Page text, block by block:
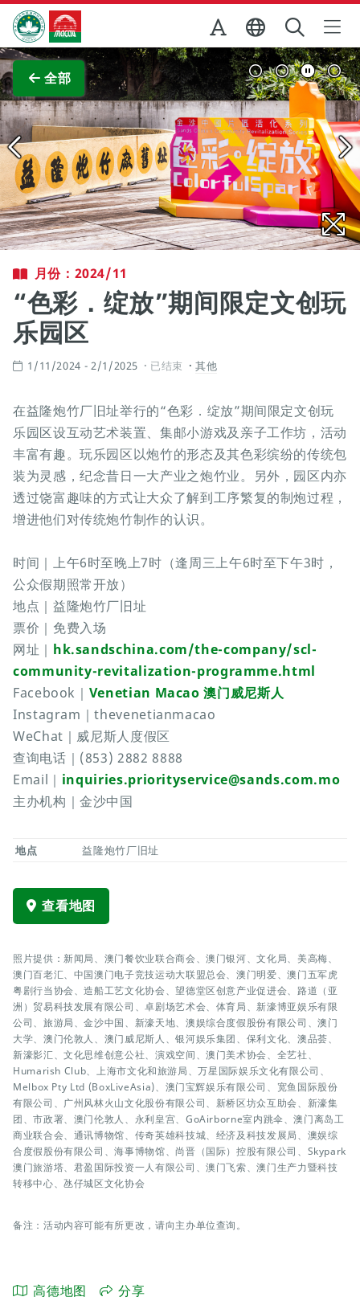
跳至主内容
澳门特别行政区政府旅游局
全部
查看原图
月份：2024/11
“色彩．绽放”期间限定文创玩
乐园区
1/11/2024 - 2/1/2025 已结束 其他
在益隆炮竹厂旧址举行的“色彩．绽放”期间限定文创玩
乐园区设互动艺术装置、集邮小游戏及亲子工作坊，活动
丰富有趣。玩乐园区以炮竹的形态及其色彩缤纷的传统包
装为灵感，纪念昔日一大产业之炮竹业。另外，园区内亦
透过饶富趣味的方式让大众了解到工序繁复的制炮过程，
增进他们对传统炮竹制作的认识。
时间｜上午6时至晚上7时（逢周三上午6时至下午3时，
公众假期照常开放）
地点｜益隆炮竹厂旧址
票价｜免费入场
网址｜ hk.sandschina.com/the-company/scl-
community-revitalization-programme.html
Facebook｜ Venetian Macao 澳门威尼斯人
Instagram｜thevenetianmacao
WeChat｜威尼斯人度假区
查询电话｜(853) 2882 8888
Email｜ inquiries.priorityservice@sands.com.mo
主办机构｜金沙中国
地点 益隆炮竹厂旧址
查看地图
照片提供：新闻局、澳门餐饮业联合商会、澳门银河、文化局、美高梅、
澳门百老汇、中国澳门电子竞技运动大联盟总会、澳门明爱、澳门五军虎
粤剧行当协会、造船工艺文化协会、望德堂区创意产业促进会、路道（亚
洲）贸易科技发展有限公司、卓剧场艺术会、体育局、新濠博亚娱乐有限
公司、旅游局、金沙中国、新濠天地、澳娱综合度假股份有限公司、澳门
大学、澳门伦敦人、澳门威尼斯人、银河娱乐集团、保利文化、澳品荟、
新濠影汇、文化思维创意公社、演戏空间、澳门美术协会、全艺社、
Humarish Club、上海市文化和旅游局、万星国际娱乐文化有限公司、
Melbox Pty Ltd (BoxLiveAsia)、澳门宝辉娱乐有限公司、宽鱼国际股份
有限公司、广州风林火山文化股份有限公司、新桥区坊众互助会、新濠集
团、市政署、澳门伦敦人、永利皇宫、GoAirborne室内跳伞、澳门离岛工
商业联合会、通讯博物馆、传奇英雄科技城、经济及科技发展局、澳娱综
合度假股份有限公司、海事博物馆、尚晋（国际）控股有限公司、Skypark
澳门旅游塔、君盈国际投资一人有限公司、澳门飞索、澳门生产力暨科技
转移中心、氹仔城区文化协会
备注：活动内容可能有所更改，请向主办单位查询。
高德地图 分享